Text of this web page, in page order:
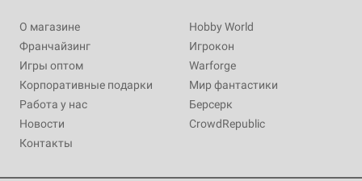
О магазине
Франчайзинг
Игры оптом
Корпоративные подарки
Работа у нас
Новости
Контакты
Hobby World
Игрокон
Warforge
Мир фантастики
Берсерк
CrowdRepublic